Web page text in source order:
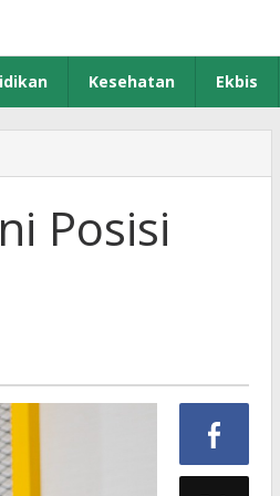
Kesehatan Ekbis
Posisi